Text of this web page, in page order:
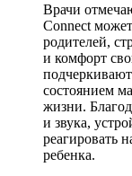
Врачи
Connect
родителей,
и комфорт
состоянием
жизни.
и звука,
реагировать
ребенка.